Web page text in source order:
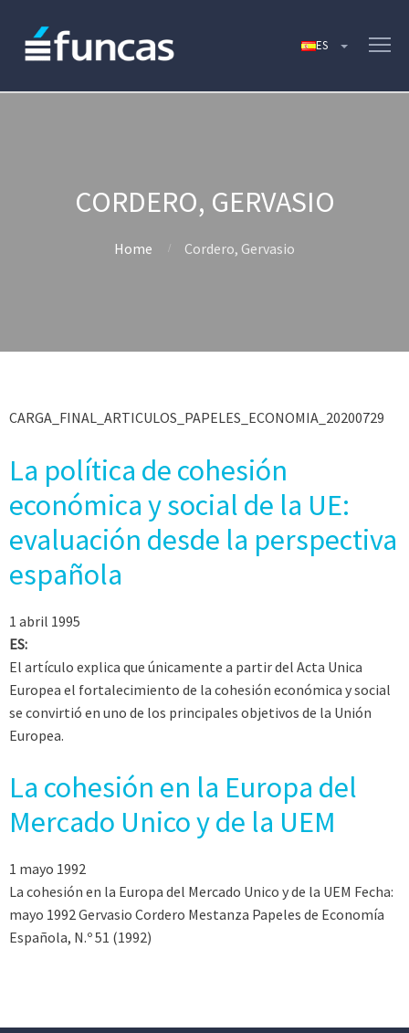
CORDERO, GERVASIO
Home Cordero, Gervasio
CARGA_FINAL_ARTICULOS_PAPELES_ECONOMIA_20200729
La política de cohesión
económica y social de la UE:
evaluación desde la perspectiva
española
1 abril 1995
ES:
El artículo explica que únicamente a partir del Acta Unica
Europea el fortalecimiento de la cohesión económica y social
se convirtió en uno de los principales objetivos de la Unión
Europea.
La cohesión en la Europa del
Mercado Unico y de la UEM
1 mayo 1992
La cohesión en la Europa del Mercado Unico y de la UEM Fecha:
mayo 1992 Gervasio Cordero Mestanza Papeles de Economía
Española, N.º 51 (1992)